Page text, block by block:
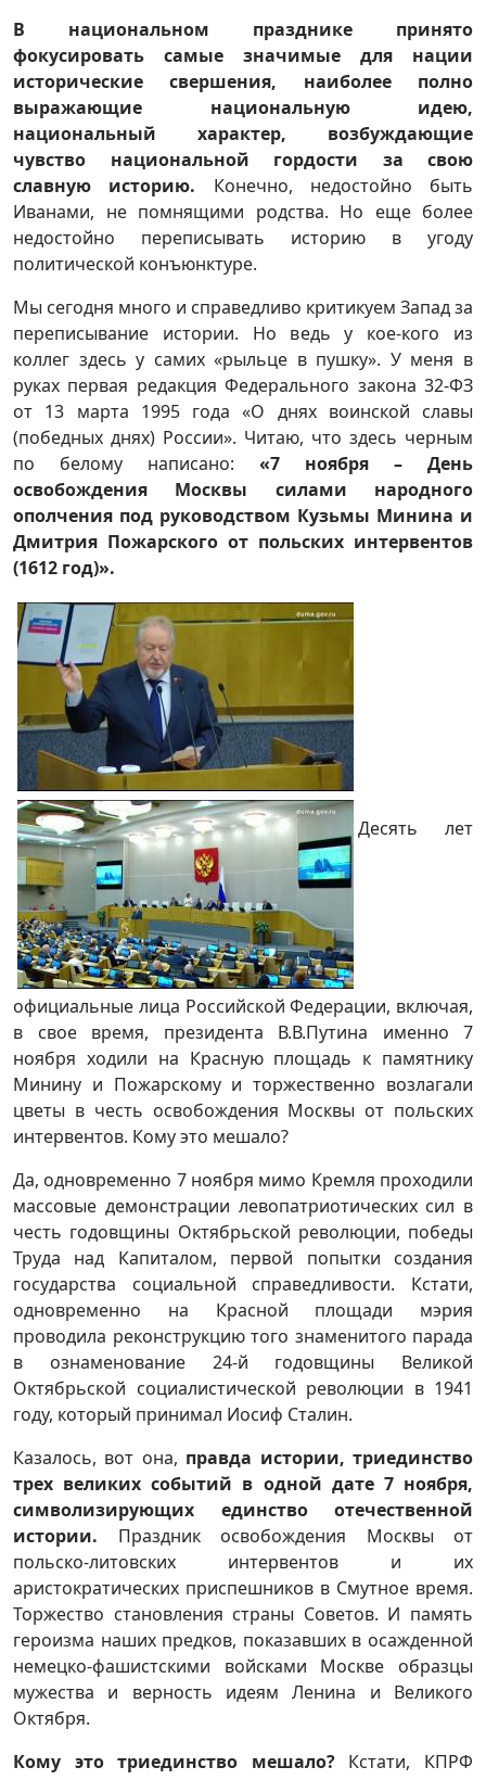
В национальном празднике принято
фокусировать самые значимые для нации
исторические свершения, наиболее полно
выражающие национальную идею,
национальный характер, возбуждающие
чувство национальной гордости за свою
славную историю. Конечно, недостойно быть
Иванами, не помнящими родства. Но еще более
недостойно переписывать историю в угоду
политической конъюнктуре.
Мы сегодня много и справедливо критикуем Запад за
переписывание истории. Но ведь у кое-кого из
коллег здесь у самих «рыльце в пушку». У меня в
руках первая редакция Федерального закона 32-ФЗ
от 13 марта 1995 года «О днях воинской славы
(победных днях) России». Читаю, что здесь черным
по белому написано: «7 ноября – День
освобождения Москвы силами народного
ополчения под руководством Кузьмы Минина и
Дмитрия Пожарского от польских интервентов
(1612 год)».
Десять лет
официальные лица Российской Федерации, включая,
в свое время, президента В.В.Путина именно 7
ноября ходили на Красную площадь к памятнику
Минину и Пожарскому и торжественно возлагали
цветы в честь освобождения Москвы от польских
интервентов. Кому это мешало?
Да, одновременно 7 ноября мимо Кремля проходили
массовые демонстрации левопатриотических сил в
честь годовщины Октябрьской революции, победы
Труда над Капиталом, первой попытки создания
государства социальной справедливости. Кстати,
одновременно на Красной площади мэрия
проводила реконструкцию того знаменитого парада
в ознаменование 24-й годовщины Великой
Октябрьской социалистической революции в 1941
году, который принимал Иосиф Сталин.
Казалось, вот она, правда истории, триединство
трех великих событий в одной дате 7 ноября,
символизирующих единство отечественной
истории. Праздник освобождения Москвы от
польско-литовских интервентов и их
аристократических приспешников в Смутное время.
Торжество становления страны Советов. И память
героизма наших предков, показавших в осажденной
немецко-фашистскими войсками Москве образцы
мужества и верность идеям Ленина и Великого
Октября.
Кому это триединство мешало?Кстати, КПРФ